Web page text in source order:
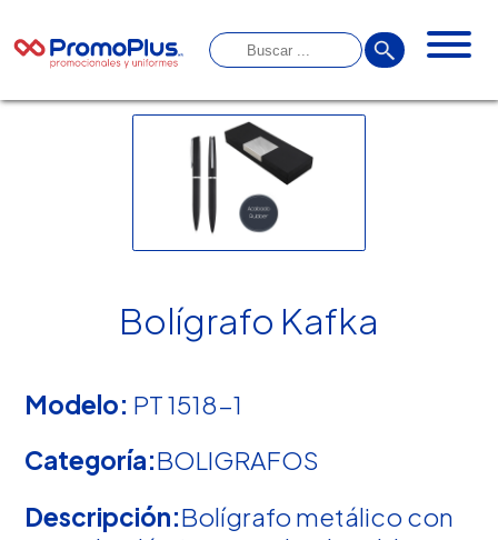
Bolígrafo Kafka
Modelo: PT 1518-1
Categoría:BOLIGRAFOS
Descripción:Bolígrafo metálico con